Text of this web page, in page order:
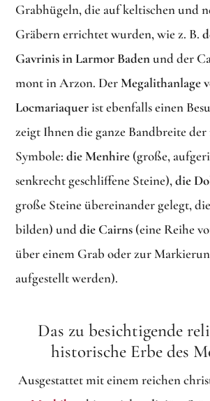
Grabhügeln, die auf keltischen und
Gräbern errichtet wurden, wie z. B.
Gavrinis in Larmor Badenund der
mont in Arzon. DerMegalithanlage
Locmariaquerist ebenfalls einen
zeigt Ihnen die ganze Bandbreite
Symbole:die Menhire (große,
senkrecht geschliffene Steine),die
große Steine übereinander gelegt,
bilden) unddie Cairns (eine Reihe
über einem Grab oder zur
aufgestellt werden).
Das zu besichtigende
historische Erbe des
Ausgestattet mit einem reichen